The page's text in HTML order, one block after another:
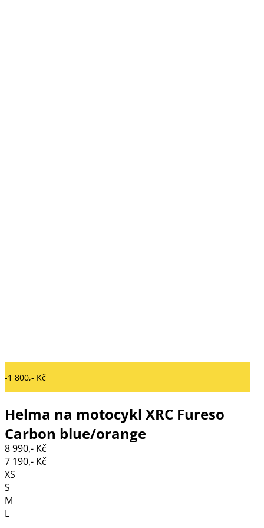
-1 800,- Kč
Helma na motocykl XRC Fureso
Carbon blue/orange
8 990,- Kč
7 190,- Kč
XS
S
M
L